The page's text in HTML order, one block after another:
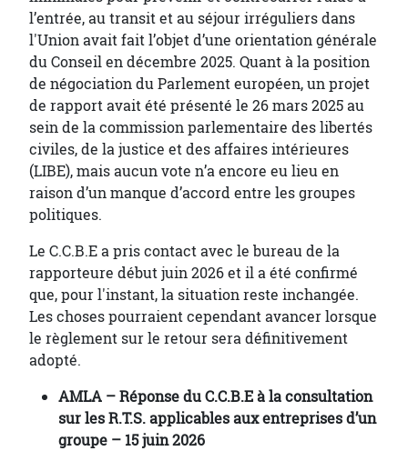
l’entrée, au transit et au séjour irréguliers dans
l'Union avait fait l’objet d’une orientation générale
du Conseil en décembre 2025. Quant à la position
de négociation du Parlement européen, un projet
de rapport avait été présenté le 26 mars 2025 au
sein de la commission parlementaire des libertés
civiles, de la justice et des affaires intérieures
(LIBE), mais aucun vote n’a encore eu lieu en
raison d’un manque d’accord entre les groupes
politiques.
Le C.C.B.E a pris contact avec le bureau de la
rapporteure début juin 2026 et il a été confirmé
que, pour l'instant, la situation reste inchangée.
Les choses pourraient cependant avancer lorsque
le règlement sur le retour sera définitivement
adopté.
AMLA – Réponse du C.C.B.E à la consultation
sur les R.T.S. applicables aux entreprises d’un
groupe – 15 juin 2026